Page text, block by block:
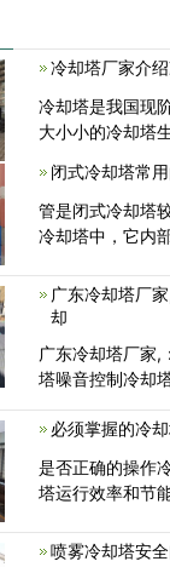
冷却塔厂家介
冷却塔是我国现
大小小的冷却塔
家的生产工艺和
异，因此，在选
配<
闭式冷却塔常
管是闭式冷却塔
冷却塔中，它内
来达到冷却效果
闭式冷却塔的使
广东冷却塔厂
却
广东冷却塔厂家,
塔噪音控制冷却
比较严重的噪音
成的噪音值在
超<
必须掌握的冷
是否正确的操作
塔运行效率和节
机的所有操作。
喷雾冷却塔安